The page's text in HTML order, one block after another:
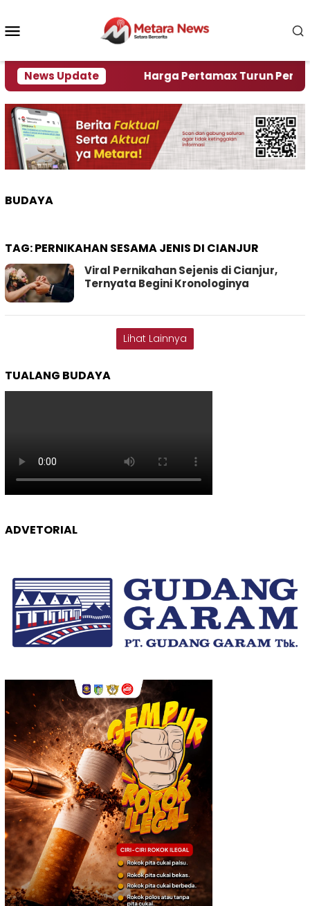
konten
News Update
Krisi Air Harga Pertamax Turun Per Hari
BUDAYA
TAG:PERNIKAHAN SESAMA JENIS DI CIANJUR
Viral Pernikahan Sejenis di Cianjur,
Ternyata Begini Kronologinya
Lihat Lainnya
TUALANG BUDAYA
ADVETORIAL